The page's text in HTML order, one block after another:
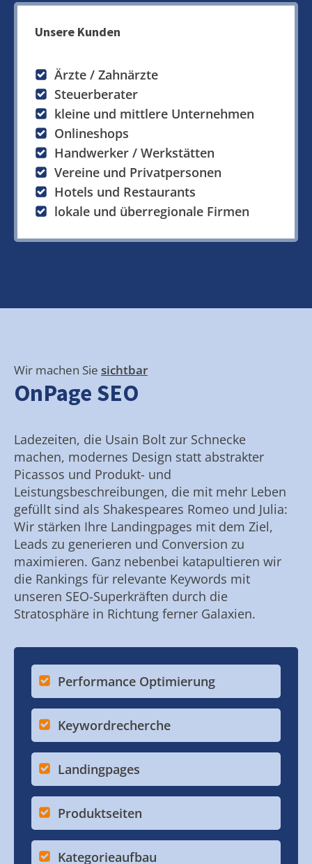
Unsere Kunden
Ärzte / Zahnärzte
Steuerberater
kleine und mittlere Unternehmen
Onlineshops
Handwerker / Werkstätten
Vereine und Privatpersonen
Hotels und Restaurants
lokale und überregionale Firmen
Wir machen Sie sichtbar
OnPage SEO
Ladezeiten, die Usain Bolt zur Schnecke
machen, modernes Design statt abstrakter
Picassos und Produkt- und
Leistungsbeschreibungen, die mit mehr Leben
gefüllt sind als Shakespeares Romeo und Julia:
Wir stärken Ihre Landingpages mit dem Ziel,
Leads zu generieren und Conversion zu
maximieren. Ganz nebenbei katapultieren wir
die Rankings für relevante Keywords mit
unseren SEO-Superkräften durch die
Stratosphäre in Richtung ferner Galaxien.
Performance Optimierung
Keywordrecherche
Landingpages
Produktseiten
Kategorieaufbau